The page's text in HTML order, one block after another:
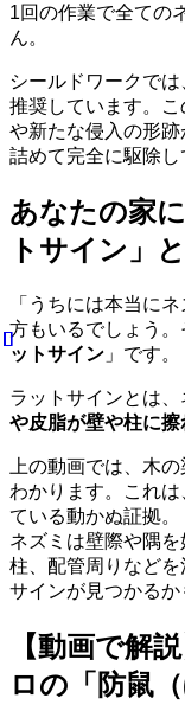
1回の作業で全ての
ん。
シールドワークでは
推奨しています。
や新たな侵入の形
詰めて完全に駆除し
あなたの家
トサイン」
「うちには本当に
方もいるでしょう。
ットサイン 」です。
ラットサインとは、
や皮脂が壁や柱に
上の動画では、木
わかります。これ
ている動かぬ証拠。
ネズミは壁際や隅
柱、配管周りなど
サインが見つかるか
【動画で解
ロの「防鼠